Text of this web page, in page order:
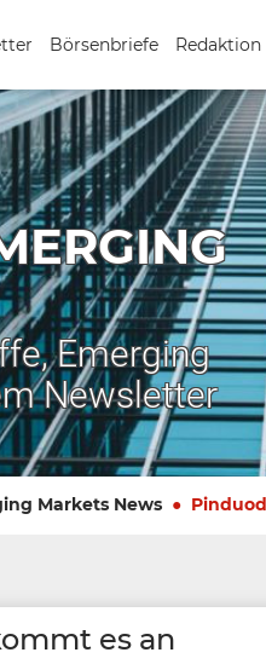
Börsenbriefe Redaktion
Emerging
Newsletter
Markets News
es an